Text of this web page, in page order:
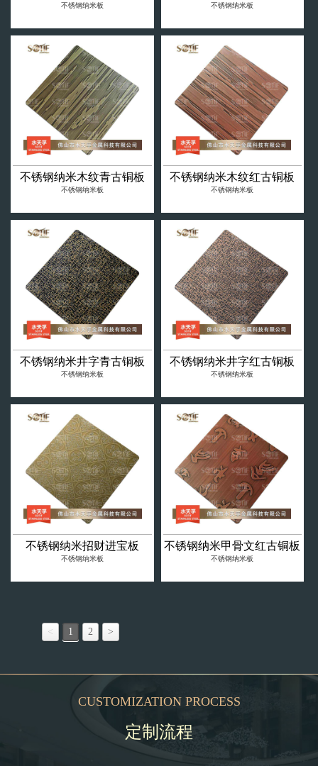
不锈钢纳米板 不锈钢纳米板
不锈钢纳米木纹青古铜板
不锈钢纳米板
不锈钢纳米木纹红古铜板
不锈钢纳米板
不锈钢纳米井字青古铜板
不锈钢纳米板
不锈钢纳米井字红古铜板
不锈钢纳米板
不锈钢纳米招财进宝板
不锈钢纳米板
不锈钢纳米甲骨文红古铜板
不锈钢纳米板
< 1 2 >
CUSTOMIZATION PROCESS
定制流程